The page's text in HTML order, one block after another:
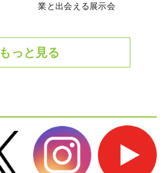
業と出会える展示会
もっと見る